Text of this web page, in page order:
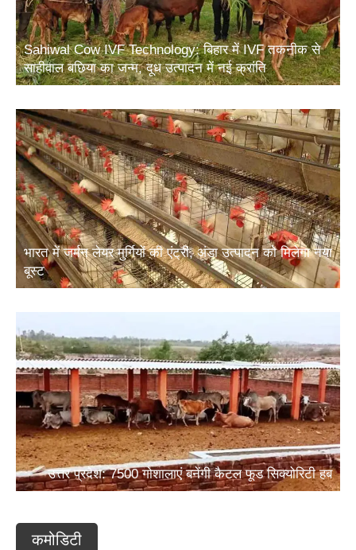
Sahiwal Cow IVF Technology: बिहार में IVF तकनीक से
साहीवाल बछिया का जन्म, दूध उत्पादन में नई क्रांति
भारत में जर्मन लेयर मुर्गियों की एंट्री, अंडा उत्पादन को मिलेगा नया
बूस्ट
उत्तर प्रदेश: 7500 गोशालाएं बनेंगी कैटल फूड सिक्योरिटी हब
कमोडिटी